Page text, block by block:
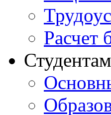
Расчет
Студентам